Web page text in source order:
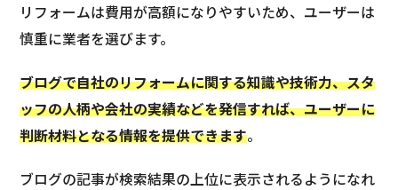
リフォームは費用が高額になりやすいため、ユーザーは
慎重に業者を選びます。
ブログで自社のリフォームに関する知識や技術力、スタ
ッフの人柄や会社の実績などを発信すれば、ユーザーに
判断材料となる情報を提供できます。
ブログの記事が検索結果の上位に表示されるようになれ